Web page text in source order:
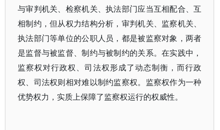
与审判机关、检察机关、执法部门应当互相配合、互
相制约，但从权力结构分析，审判机关、监察机关、
执法部门等单位的公职人员，都是被监察对象，两者
是监督与被监督、制约与被制约的关系。在实践中，
监察权对行政权、司法权形成了动态制衡，而行政
权、司法权则相对难以制约监察权。监察权作为一种
优势权力，实质上保障了监察权运行的权威性。